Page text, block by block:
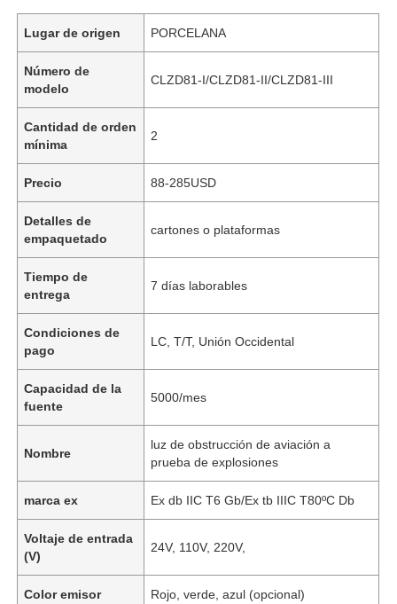
Lugar de origen PORCELANA
Número de
modelo
CLZD81-I/CLZD81-II/CLZD81-III
Cantidad de orden
mínima
2
Precio 88-285USD
Detalles de
empaquetado
cartones o plataformas
Tiempo de
entrega
7 días laborables
Condiciones de
pago
LC, T/T, Unión Occidental
Capacidad de la
fuente
5000/mes
Nombre
luz de obstrucción de aviación a
prueba de explosiones
marca ex Ex db IIC T6 Gb/Ex tb IIIC T80ºC Db
Voltaje de entrada
(V)
24V, 110V, 220V,
Color emisor Rojo, verde, azul (opcional)